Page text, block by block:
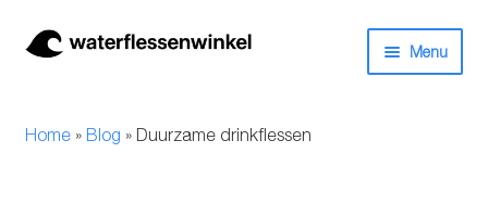
Ga
Ga
Menu
Home» Blog » Duurzame drinkflessen